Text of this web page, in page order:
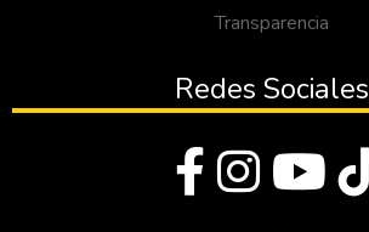
Transparencia
Redes Sociales